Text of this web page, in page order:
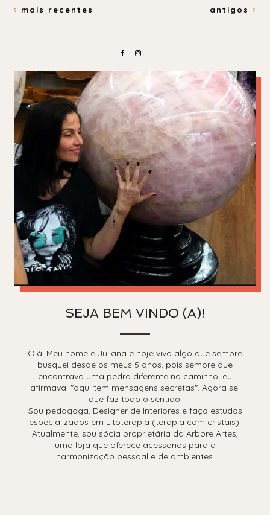
mais recentes antigos
SEJA BEM VINDO (A)!
Olá! Meu nome é Juliana e hoje vivo algo que sempre
busquei desde os meus 5 anos, pois sempre que
encontrava uma pedra diferente no caminho, eu
afirmava: "aqui tem mensagens secretas". Agora sei
que faz todo o sentido!
Sou pedagoga, Designer de Interiores e faço estudos
especializados em Litoterapia (terapia com cristais).
Atualmente, sou sócia proprietária da Arbore Artes,
uma loja que oferece acessórios para a
harmonização pessoal e de ambientes.